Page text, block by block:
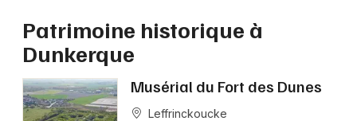
Patrimoine historique à
Dunkerque
Musérial du Fort des Dunes
Leffrinckoucke